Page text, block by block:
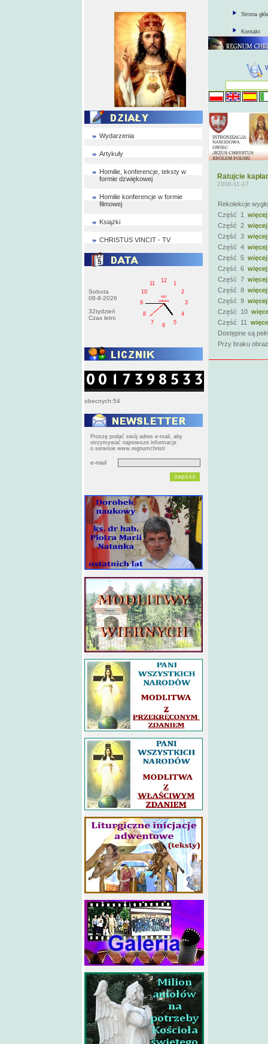
Wydarzenia
Artykuły
Homilie, konferencje, teksty w
formie dzwiękowej
Homilie konferencje w formie
filmowej
Książki
CHRISTUS VINCIT - TV
Sobota
08-8-2026
32tydzień
Czas letni
1
2
3
4
5
6
7
8
9
10
11
12
AM
sobota
obecnych:54
Proszę podać swój adres e-mail, aby
otrzymywać najnowsze informacje
o serwisie www.regnumchristi
e-mail
Strona
Kontakt
Ratujcie
2008-11-17
Rekolekcje
Część 1 więcej
Część 2 więcej
Część 3 więcej
Część 4 więcej
Część 5 więcej
Część 6 więcej
Część 7 więcej
Część 8 więcej
Część 9 więcej
Część 10
Część 11
Dostępne są
Przy braku